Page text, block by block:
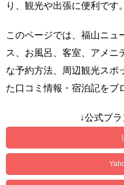
り、観光や出張に便利です。
このページでは、福山ニュ
ス、お風呂、客室、アメニ
な予約方法、周辺観光スポ
た口コミ情報・宿泊記をブ
↓公式プ